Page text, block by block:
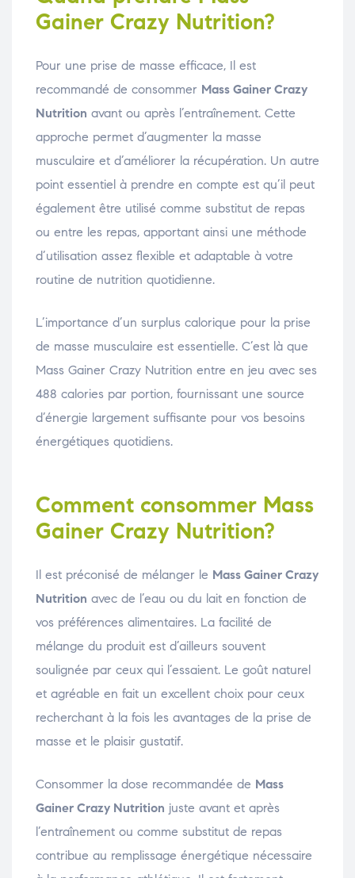
Gainer Crazy Nutrition?
Pour une prise de masse efficace, Il est
recommandé de consommer Mass Gainer Crazy
Nutrition avant ou après l’entraînement. Cette
approche permet d’augmenter la masse
musculaire et d’améliorer la récupération. Un autre
point essentiel à prendre en compte est qu’il peut
également être utilisé comme substitut de repas
ou entre les repas, apportant ainsi une méthode
d’utilisation assez flexible et adaptable à votre
routine de nutrition quotidienne.
L’importance d’un surplus calorique pour la prise
de masse musculaire est essentielle. C’est là que
Mass Gainer Crazy Nutrition entre en jeu avec ses
488 calories par portion, fournissant une source
d’énergie largement suffisante pour vos besoins
énergétiques quotidiens.
Comment consommer Mass
Gainer Crazy Nutrition?
Il est préconisé de mélanger le Mass Gainer Crazy
Nutrition avec de l’eau ou du lait en fonction de
vos préférences alimentaires. La facilité de
mélange du produit est d’ailleurs souvent
soulignée par ceux qui l’essaient. Le goût naturel
et agréable en fait un excellent choix pour ceux
recherchant à la fois les avantages de la prise de
masse et le plaisir gustatif.
Consommer la dose recommandée de Mass
Gainer Crazy Nutrition juste avant et après
l’entraînement ou comme substitut de repas
contribue au remplissage énergétique nécessaire